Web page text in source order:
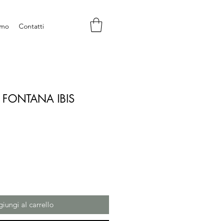
Contatti
IBIS
al carrello